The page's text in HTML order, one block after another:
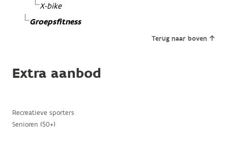
X-bike
Groepsfitness
Terug naar boven
Extra aanbod
Recreatieve sporters
Senioren (50+)